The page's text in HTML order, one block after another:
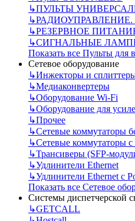
↳ПУЛЬТЫ
↳
↳РЕЗЕРВНОЕ
↳СИГНАЛЬНЫЕ
Показать все Пульты для
Сетевое оборудование
↳Инжекторы и
↳Медиаконвертеры
↳Оборудование Wi-Fi
↳Оборудование для
↳Прочее
↳Сетевые коммутаторы
↳Сетевые коммутаторы
↳Трансиверы (SFP-
↳Удлинители Ethernet
↳Удлинители Ethernet с
Показать все Сетевое
Системы диспетчерской
↳GETCALL